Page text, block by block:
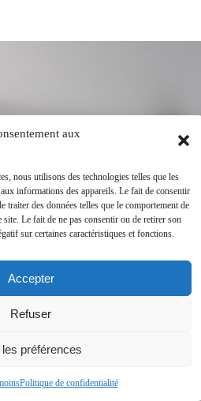
aux
nous utilisons des technologies telles que les
informations des appareils. Le fait de consentir
traiter des données telles que le comportement de
Le fait de ne pas consentir ou de retirer son
sur certaines caractéristiques et fonctions.
Accepter
Refuser
les préférences
Politique de confidentialité